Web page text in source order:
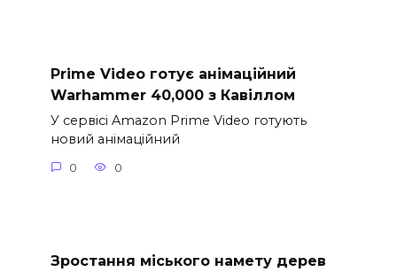
Prime Video готує анімаційний
Warhammer 40,000 з Кавіллом
У сервісі Amazon Prime Video готують
новий анімаційний
0 0
Зростання міського намету дерев